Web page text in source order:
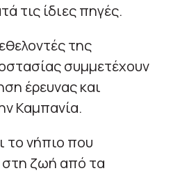
τις ίδιες πηγές.
της
συμμετέχουν
έρευνας και
Καμπανία.
το νήπιο που
ζωή από τα